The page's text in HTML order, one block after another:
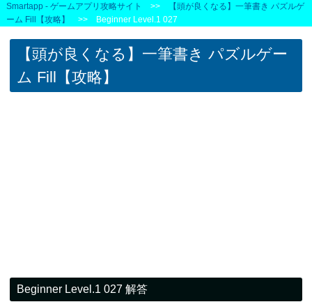
Smartapp - ゲームアプリ攻略サイト >>
【頭が良くなる】一筆書き パズルゲ
ーム Fill【攻略】
>> Beginner Level.1 027
【頭が良くなる】一筆書き パズルゲー
ム Fill【攻略】
Beginner Level.1 027 解答